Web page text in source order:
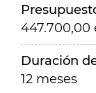
447.700,00
Duración
12 meses